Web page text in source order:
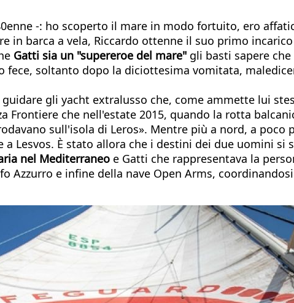
-: ho scoperto il mare in modo fortuito, ero
in barca a vela, Riccardo ottenne il suo primo
Gatti sia un "supereroe del mare" gli basti sapere
soltanto dopo la diciottesima vomitata,
gli yacht extralusso che, come ammette lui
Frontiere che nell'estate 2015, quando la rotta
sull'isola di Leros». Mentre più a nord, a poco
a Lesvos. È stato allora che i destini dei due uomini
nel Mediterraneo e Gatti che rappresentava la
Azzurro e infine della nave Open Arms,